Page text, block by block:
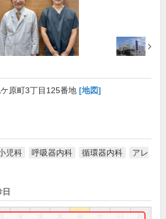
原町3丁目125番地 [地図]
児科 呼吸器内科 循環器内科
アレ
祝